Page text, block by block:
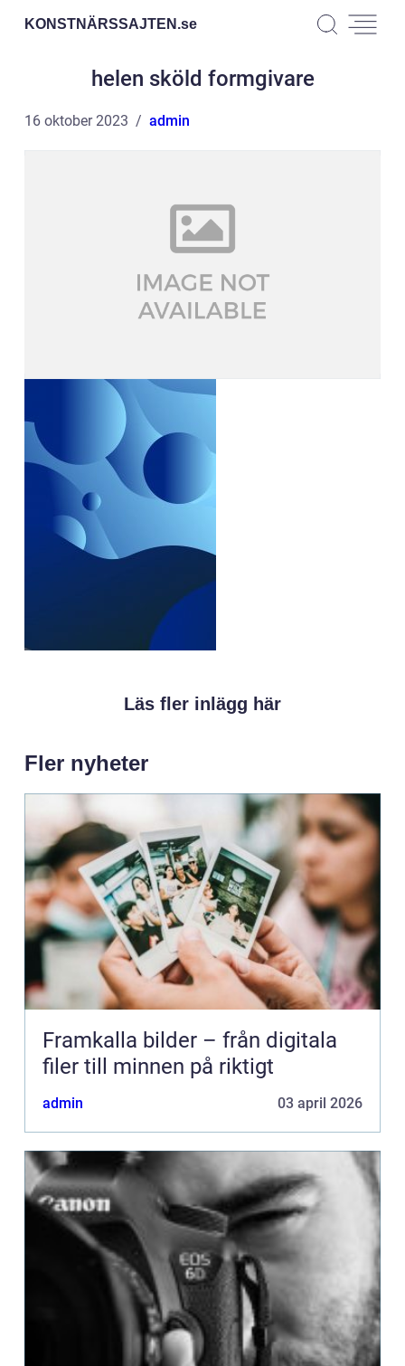
KONSTNÄRSSAJTEN.se
helen sköld formgivare
16 oktober 2023 admin
Läs fler inlägg här
Fler nyheter
Framkalla bilder – från digitala
filer till minnen på riktigt
admin 03 april 2026